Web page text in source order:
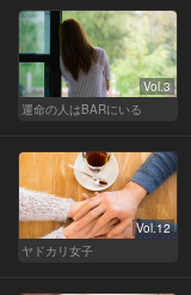
Vol.3
運命の人はBARにいる
Vol.12
ヤドカリ女子